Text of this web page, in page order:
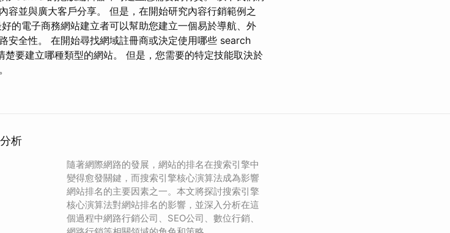
容並與廣大客戶分享。 但是，在開始研究內容行銷範例之
的電子商務網站建立者可以幫助您建立一個易於導航、外
安全性。 在開始尋找網域註冊商或決定使用哪些 search
要建立哪種類型的網站。 但是，您需要的特定技能取決於
析
隨著網際網路的發展，網站的排名在搜索引擎中
變得愈發關鍵，而搜索引擎核心演算法成為影響
網站排名的主要因素之一。本文將探討搜索引擎
核心演算法對網站排名的影響，並深入分析在這
個過程中網路行銷公司、SEO公司、數位行銷、